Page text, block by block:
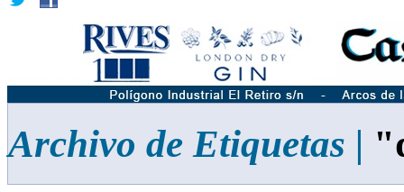
Archivo de Etiquetas |